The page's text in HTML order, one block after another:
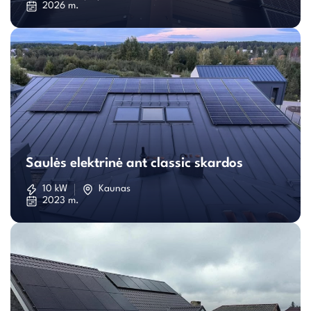
2026 m.
Saulės
elektrinė
Saulės elektrinė ant classic skardos
10 kW
Kaunas
2023 m.